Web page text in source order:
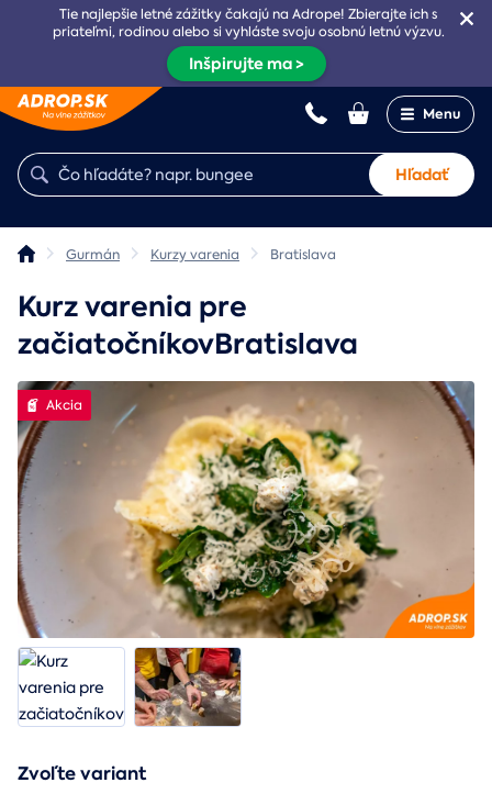
Tie najlepšie letné zážitky čakajú na Adrope! Zbierajte ich s
priateľmi, rodinou alebo si vyhláste svoju osobnú letnú výzvu.
Inšpirujte ma >
Menu
Hľadať
Gurmán Kurzy varenia Bratislava
Kurz varenia pre
začiatočníkovBratislava
Akcia
Zvoľte variant